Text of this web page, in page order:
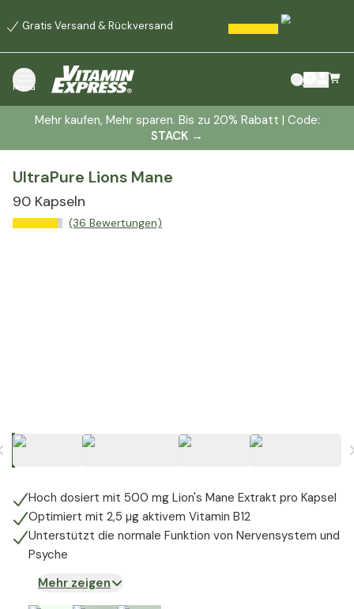
Gratis Versand & Rückversand
Menü
Mehr kaufen, Mehr sparen. Bis zu 20% Rabatt | Code:
STACK →
UltraPure Lions Mane
90 Kapseln
(36 Bewertungen)
Hoch dosiert mit 500 mg Lion's Mane Extrakt pro Kapsel
Optimiert mit 2,5 µg aktivem Vitamin B12
Unterstützt die normale Funktion von Nervensystem und
Psyche
Mehr zeigen